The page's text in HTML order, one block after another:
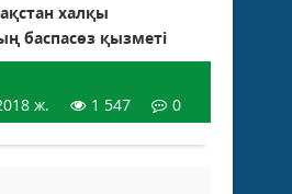
халқы
баспасөз қызметі
ж.
1 547 0